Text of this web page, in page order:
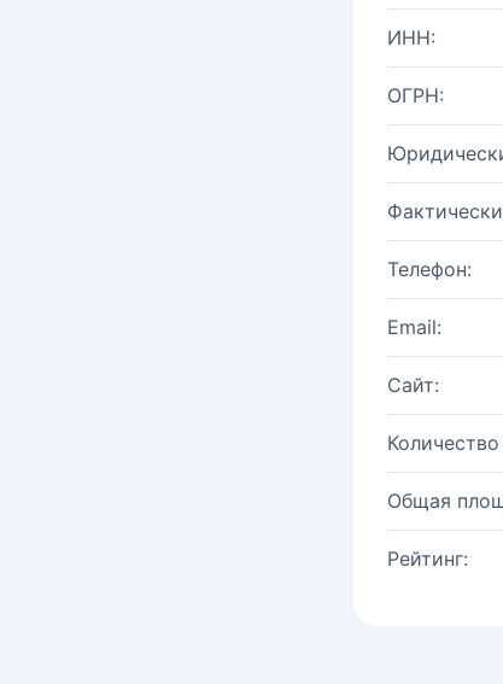
ИНН:
ОГРН:
Телефон:
Email:
Сайт:
Общая
Рейтинг: